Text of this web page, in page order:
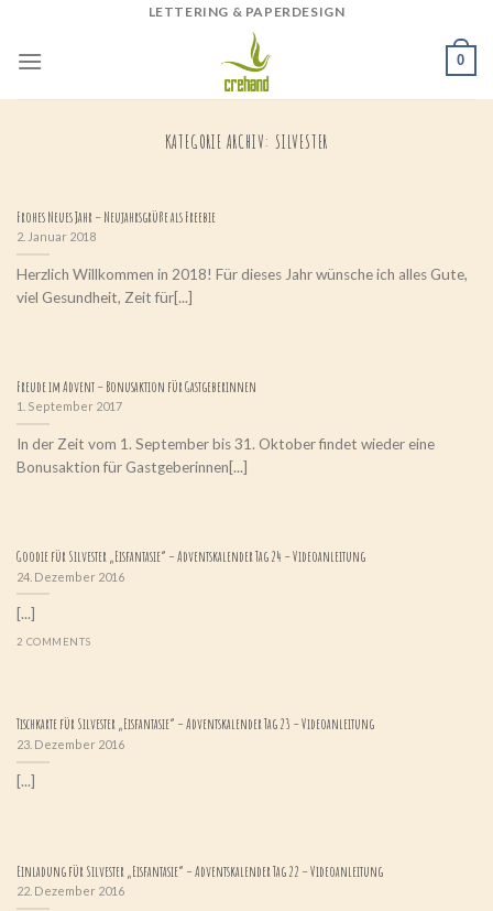
content
LETTERING & PAPERDESIGN
0
KATEGORIE ARCHIV:SILVESTER
Frohes Neues Jahr – Neujahrsgrüße als Freebie
2. Januar 2018
Herzlich Willkommen in 2018! Für dieses Jahr wünsche ich alles Gute,
viel Gesundheit, Zeit für[...]
Freude im Advent – Bonusaktion für Gastgeberinnen
1. September 2017
In der Zeit vom 1. September bis 31. Oktober findet wieder eine
Bonusaktion für Gastgeberinnen[...]
Goodie für Silvester „Eisfantasie“ – Adventskalender Tag 24 – Videoanleitung
24. Dezember 2016
[...]
2 COMMENTS
Tischkarte für Silvester „Eisfantasie“ – Adventskalender Tag 23 – Videoanleitung
23. Dezember 2016
[...]
Einladung für Silvester „Eisfantasie“ – Adventskalender Tag 22 – Videoanleitung
22. Dezember 2016